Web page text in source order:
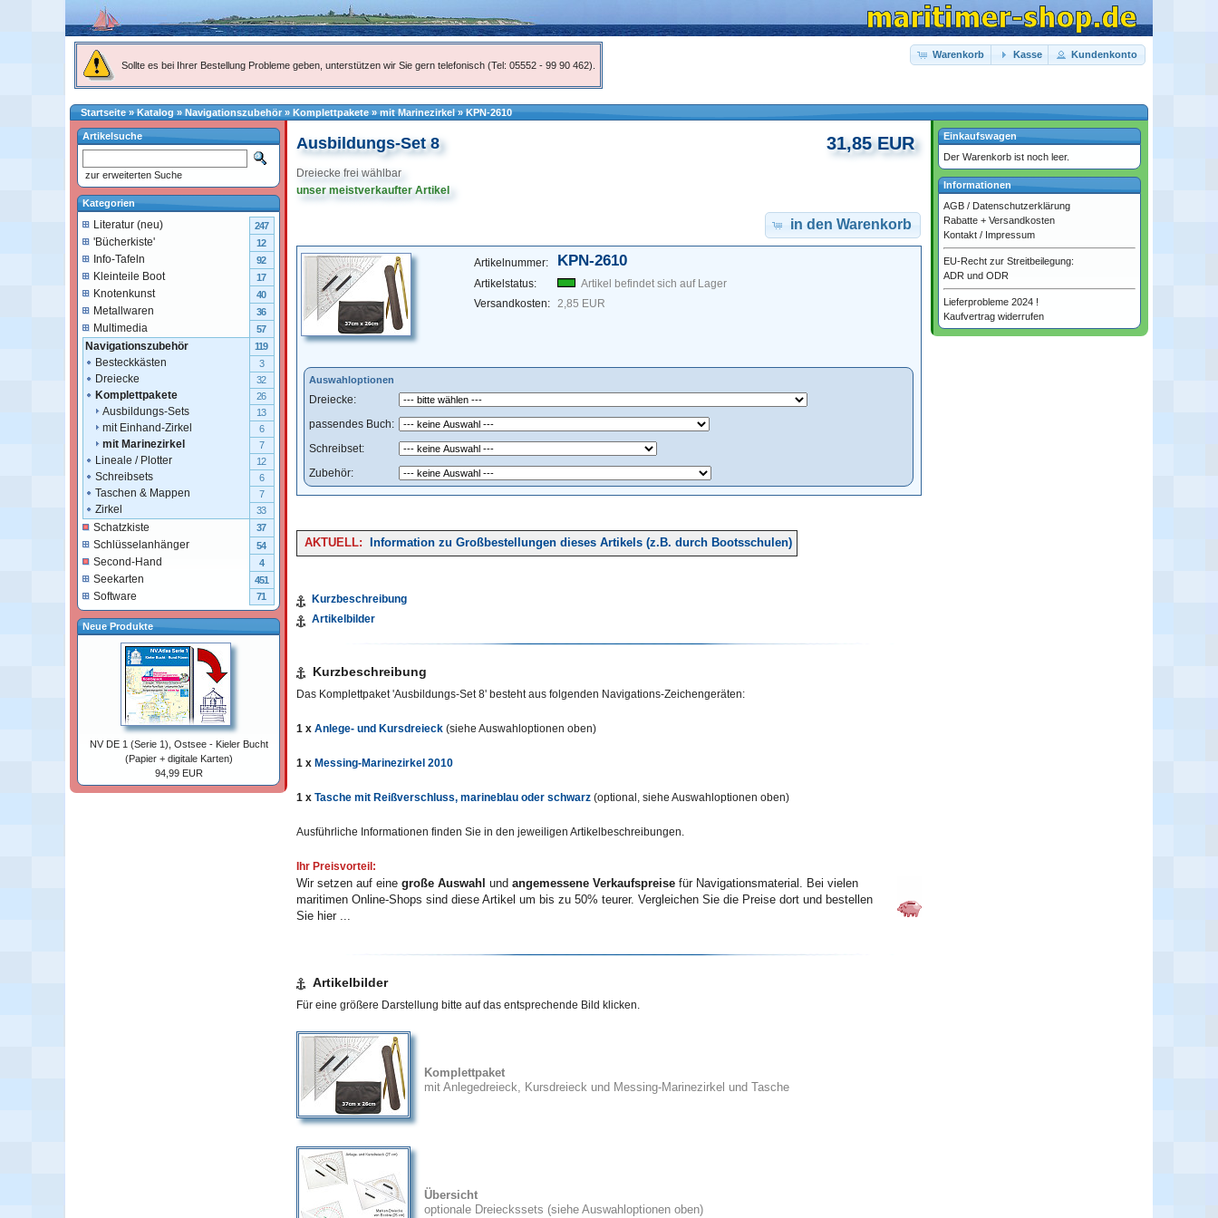
Sollte es bei Ihrer Bestellung Probleme geben, unterstützen wir Sie gern telefonisch (Tel: 05552 - 99 90 462).
Warenkorb Kasse Kundenkonto
Startseite»Katalog » Navigationszubehör » Komplettpakete »mit Marinezirkel»KPN-2610
Ausbildungs-Set 8
Dreiecke frei wählbar
unser meistverkaufter Artikel
31,85 EUR
in den Warenkorb
Artikelnummer: KPN-2610
Artikelstatus:
Artikel befindet sich auf Lager
Versandkosten:
2,85 EUR
Auswahloptionen
Dreiecke:
passendes Buch:
Schreibset:
Zubehör:
AKTUELL: Information zu Großbestellungen dieses Artikels (z.B. durch Bootsschulen)
Kurzbeschreibung
Artikelbilder
Kurzbeschreibung
Das Komplettpaket 'Ausbildungs-Set 8' besteht aus folgenden Navigations-Zeichengeräten:
1 x Anlege- und Kursdreieck (siehe Auswahloptionen oben)
1 x Messing-Marinezirkel 2010
1 x Tasche mit Reißverschluss, marineblau oder schwarz (optional, siehe Auswahloptionen oben)
Ausführliche Informationen finden Sie in den jeweiligen Artikelbeschreibungen.
Ihr Preisvorteil:
Wir setzen auf eine große Auswahl und angemessene Verkaufspreise für Navigationsmaterial. Bei vielen
maritimen Online-Shops sind diese Artikel um bis zu 50% teurer. Vergleichen Sie die Preise dort und bestellen
Sie hier ...
Artikelbilder
Für eine größere Darstellung bitte auf das entsprechende Bild klicken.
Komplettpaket
mit Anlegedreieck, Kursdreieck und Messing-Marinezirkel und Tasche
Übersicht
optionale Dreieckssets (siehe Auswahloptionen oben)
Artikelsuche
zur erweiterten Suche
Kategorien
Literatur (neu) 247
'Bücherkiste' 12
Info-Tafeln 92
Kleinteile Boot 17
Knotenkunst 40
Metallwaren 36
Multimedia 57
Navigationszubehör 119
Besteckkästen 3
Dreiecke 32
Komplettpakete 26
Ausbildungs-Sets 13
mit Einhand-Zirkel 6
mit Marinezirkel 7
Lineale / Plotter 12
Schreibsets 6
Taschen & Mappen 7
Zirkel 33
Schatzkiste 37
Schlüsselanhänger 54
Second-Hand 4
Seekarten 451
Software 71
Neue Produkte
NV DE 1 (Serie 1), Ostsee - Kieler Bucht
(Papier + digitale Karten)
94,99 EUR
Einkaufswagen
Der Warenkorb ist noch leer.
Informationen
AGB / Datenschutzerklärung
Rabatte + Versandkosten
Kontakt / Impressum
EU-Recht zur Streitbeilegung:
ADR und ODR
Lieferprobleme 2024 !
Kaufvertrag widerrufen